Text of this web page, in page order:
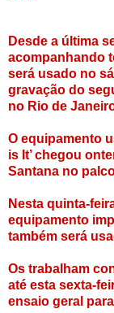
Desde a última
acompanhando
será usado no
gravação do
no Rio de
O equipamento
is It’ chegou
Santana no
Nesta quinta-
equipamento
também será
Os trabalham
até esta sexta-
ensaio geral